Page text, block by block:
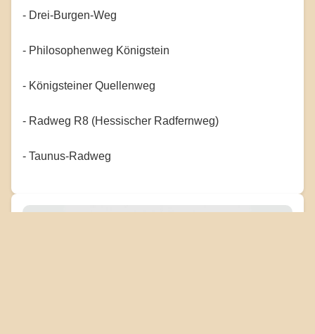
- Drei-Burgen-Weg
- Philosophenweg Königstein
- Königsteiner Quellenweg
- Radweg R8 (Hessischer Radfernweg)
- Taunus-Radweg